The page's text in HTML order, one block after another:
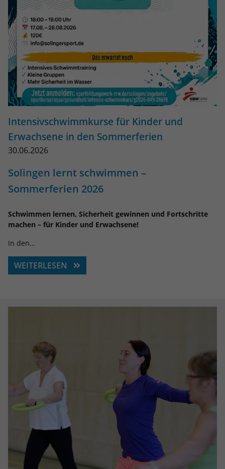
Intensivschwimmkurse für Kinder und
Erwachsene in den Sommerferien
30.06.2026
Solingen lernt schwimmen –
Sommerferien 2026
Schwimmen lernen, Sicherheit gewinnen und Fortschritte
machen – für Kinder und Erwachsene!
In den…
WEITERLESEN